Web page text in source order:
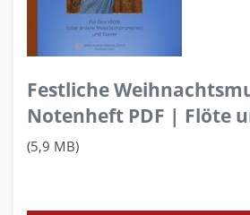
Festliche
Notenheft PDF | Flöte
(5,9 MB)